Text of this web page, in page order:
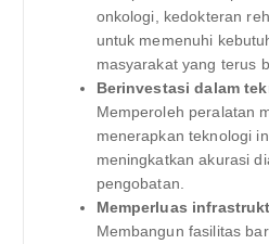
onkologi, kedokteran
untuk memenuhi
masyarakat yang terus
Berinvestasi dalam
Memperoleh peralatan
menerapkan teknologi
meningkatkan akurasi
pengobatan.
Memperluas
Membangun fasilitas